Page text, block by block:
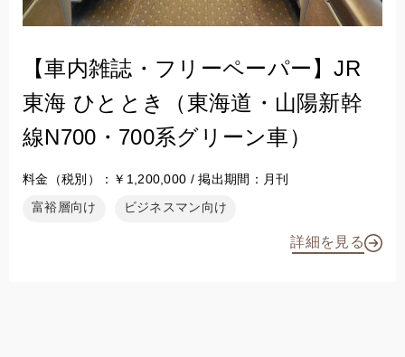
【車内雑誌・フリーペーパー】JR
東海 ひととき（東海道・山陽新幹
線N700・700系グリーン車）
料金（税別）：￥1,200,000 / 掲出期間：月刊
富裕層向け ビジネスマン向け
詳細を見る